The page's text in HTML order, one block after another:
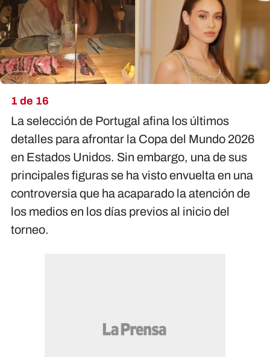
1 de 16
La selección de Portugal afina los últimos
detalles para afrontar la Copa del Mundo 2026
en Estados Unidos. Sin embargo, una de sus
principales figuras se ha visto envuelta en una
controversia que ha acaparado la atención de
los medios en los días previos al inicio del
torneo.